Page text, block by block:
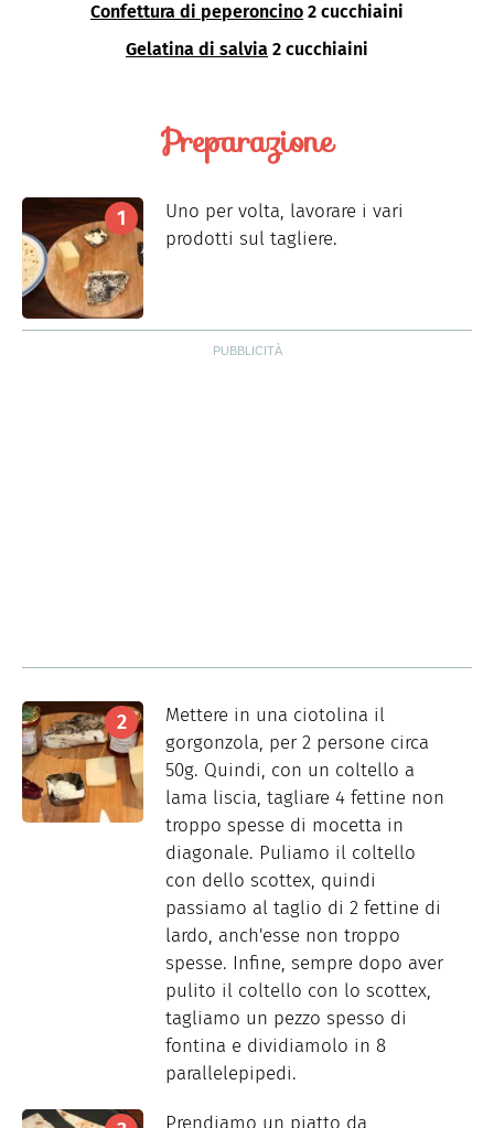
Confettura di peperoncino 2 cucchiaini
Gelatina di salvia 2 cucchiaini
Preparazione
Uno per volta, lavorare i vari
prodotti sul tagliere.
Mettere in una ciotolina il
gorgonzola, per 2 persone circa
50g. Quindi, con un coltello a
lama liscia, tagliare 4 fettine non
troppo spesse di mocetta in
diagonale. Puliamo il coltello
con dello scottex, quindi
passiamo al taglio di 2 fettine di
lardo, anch'esse non troppo
spesse. Infine, sempre dopo aver
pulito il coltello con lo scottex,
tagliamo un pezzo spesso di
fontina e dividiamolo in 8
parallelepipedi.